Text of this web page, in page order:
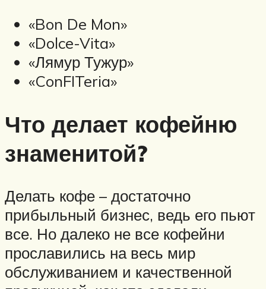
«Bon De Mon»
«Dolce-Vita»
«Лямур Тужур»
«ConFITeria»
Что делает кофейню
знаменитой?
Делать кофе – достаточно
прибыльный бизнес, ведь его пьют
все. Но далеко не все кофейни
прославились на весь мир
обслуживанием и качественной